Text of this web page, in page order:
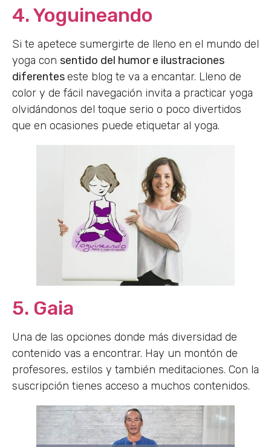
4. Yoguineando
Si te apetece sumergirte de lleno en el mundo del
yoga con sentido del humor e ilustraciones
diferenteseste blog te va a encantar. Lleno de
color y de fácil navegación invita a practicar yoga
olvidándonos del toque serio o poco divertidos
que en ocasiones puede etiquetar al yoga.
5. Gaia
Una de las opciones donde más diversidad de
contenido vas a encontrar. Hay un montón de
profesores, estilos y también meditaciones. Con la
suscripción tienes acceso a muchos contenidos.